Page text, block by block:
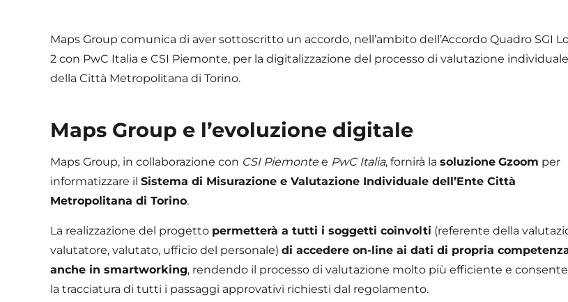
Maps Group comunica di aver sottoscritto un accordo, nell’ambito dell’Accordo Quadro SGI
2 con PwC Italia e CSI Piemonte, per la digitalizzazione del processo di valutazione individuale
della Città Metropolitana di Torino.
Maps Group e l’evoluzione digitale
Maps Group, in collaborazione con CSI Piemontee PwC Italia, fornirà la soluzione Gzoom per
informatizzare il Sistema di Misurazione e Valutazione Individuale dell’Ente Città
Metropolitana di Torino.
La realizzazione del progetto permetterà a tutti i soggetti coinvolti (referente della
valutatore, valutato, ufficio del personale) di accedere on-line ai dati di propria
anche in smartworking, rendendo il processo di valutazione molto più efficiente e
la tracciatura di tutti i passaggi approvativi richiesti dal regolamento.